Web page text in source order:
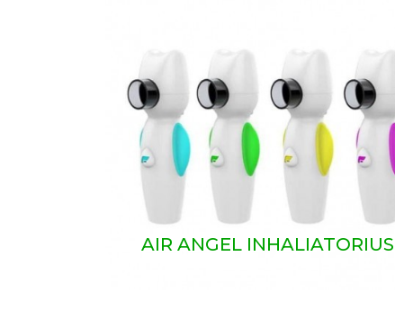
AIR ANGEL INHALIATORIUS